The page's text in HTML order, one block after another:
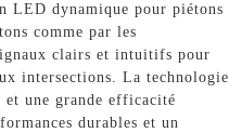
LED dynamique pour piétons
comme par les
clairs et intuitifs pour
intersections. La technologie
une grande efficacité
durables et un